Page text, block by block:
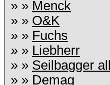
» » Menck
» » O&K
» » Fuchs
» » Liebherr
» » Seilbagger
» » Demag